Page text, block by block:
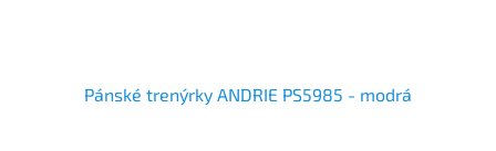
Pánské trenýrky ANDRIE PS5985 - modrá